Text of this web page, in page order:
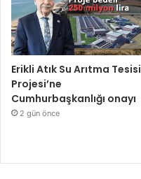
Erikli Atık Su Arıtma Tesisi
Projesi’ne
Cumhurbaşkanlığı onayı
2 gün önce